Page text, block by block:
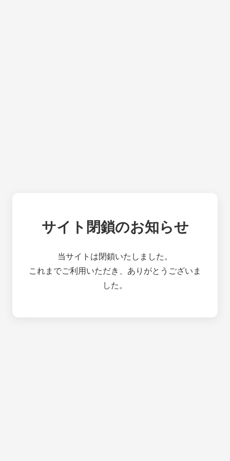
サイト閉鎖のお知らせ
当サイトは閉鎖いたしました。
これまでご利用いただき、ありがとうございま
した。